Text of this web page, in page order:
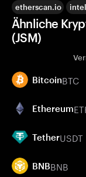
etherscan.io
Ähnliche
(JSM)
BitcoinBTC
Ethereum
TetherUSDT
BNBBNB